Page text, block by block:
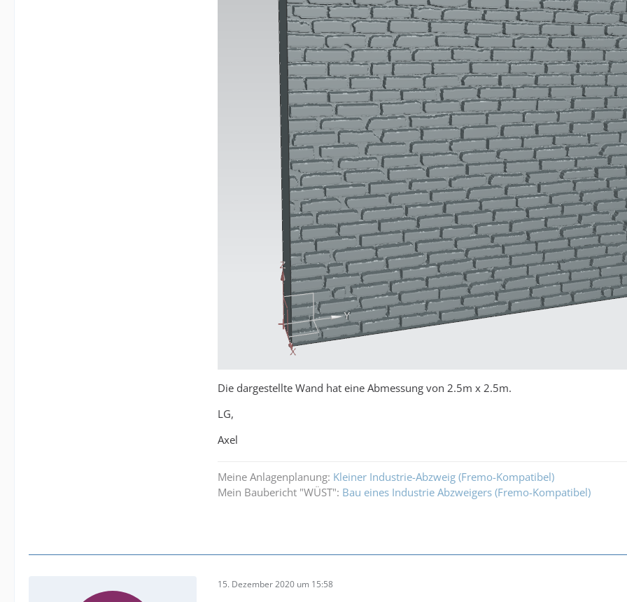
Die dargestellte Wand hat eine Abmessung von 2.5m x 2.5m.
LG,
Axel
Meine Anlagenplanung: Kleiner Industrie-Abzweig (Fremo-Kompatibel)
Mein Baubericht "WÜST": Bau eines Industrie Abzweigers (Fremo-Kompatibel)
15. Dezember 2020 um 15:58